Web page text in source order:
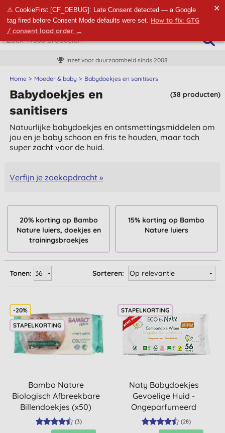
⚠ CookieFirst [CF_DEBUG]: Late Consent detected — a Google
tag fired before Consent Mode defaults were set. How to fix: GTG
/ consent load order →
✕
Inzet voor duurzaamheid sinds 2008
Home Moeder & baby Babydoekjes en sanitisers
(38 producten)
Babydoekjes en
sanitisers
Natuurlijke babydoekjes en ontsmettingsmiddelen om
jou en je baby schoon en fris te houden, maar toch
super zacht voor de huid.
Verfijn je zoekopdracht »
20% korting op Bambo
Nature luiers, doekjes en
trainingsbroekjes
15% korting op Bambo
Nature luiers
Sorteren:
Tonen:
-20%
STAPELKORTING
Bambo Nature
Biologisch Afbreekbare
Billendoekjes (x50)
(3)
STAPELKORTING
Naty Babydoekjes
Gevoelige Huid -
Ongeparfumeerd
(28)